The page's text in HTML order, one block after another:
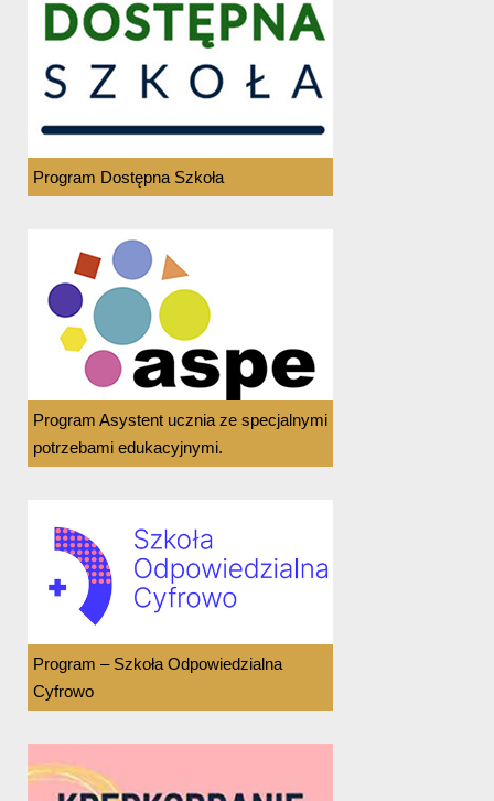
Program Dostępna Szkoła
Program Asystent ucznia ze specjalnymi
potrzebami edukacyjnymi.
Program – Szkoła Odpowiedzialna
Cyfrowo